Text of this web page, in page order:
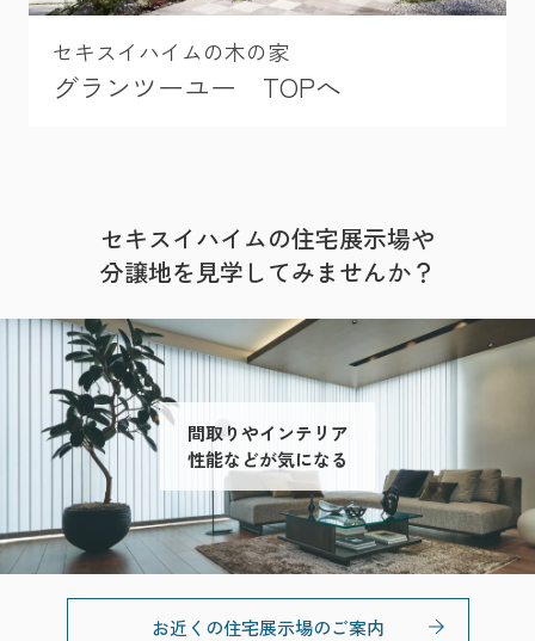
セキスイハイムの木の家
グランツーユー TOPへ
セキスイハイムの住宅展示場や
分譲地を見学してみませんか？
間取りやインテリア
性能などが気になる
お近くの住宅展示場のご案内